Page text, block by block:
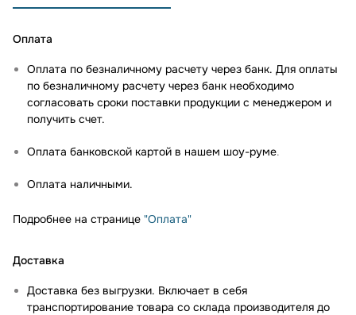
Оплата
Оплата по безналичному расчету через банк. Для оплаты
по безналичному расчету через банк необходимо
согласовать сроки поставки продукции с менеджером и
получить счет.
Оплата банковской картой в нашем шоу-руме.
Оплата наличными.
Подробнее на странице "Оплата"
Доставка
Доставка без выгрузки. Включает в себя
транспортирование товара со склада производителя до